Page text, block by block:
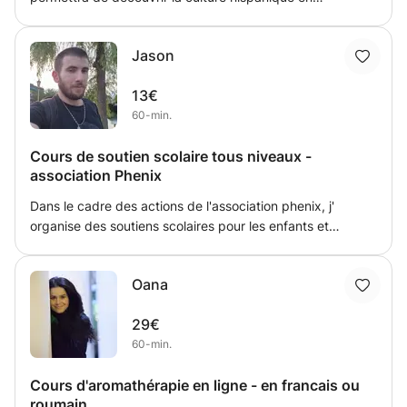
perdre.
Jason
13€
60-min.
Cours de soutien scolaire tous niveaux -
association Phenix
Dans le cadre des actions de l'association phenix, j'
organise des soutiens scolaires pour les enfants et
developpement personelle. J'accepte tous niveaux et
personnes dans le besoin.
Oana
29€
60-min.
Cours d'aromathérapie en ligne - en francais ou